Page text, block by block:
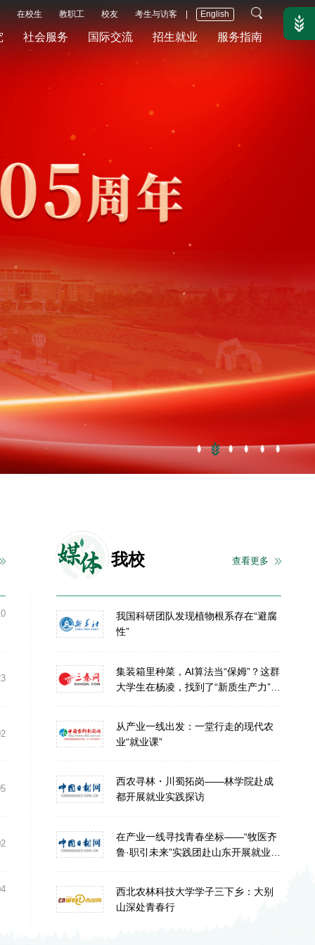
在校生 教职工 校友 考生与访客 English
社会服务 国际交流 招生就业 服务指南
媒体 我校 查看更多
我国科研团队发现植物根系存在“避腐
性”
集装箱里种菜，AI算法当“保姆”？这群
大学生在杨凌，找到了“新质生产力”的
从产业一线出发：一堂行走的现代农
业“就业课”
西农寻林・川蜀拓岗——林学院赴成
都开展就业实践探访
在产业一线寻找青春坐标——“牧医齐
鲁·职引未来”实践团赴山东开展就业探
西北农林科技大学学子三下乡：大别
山深处青春行